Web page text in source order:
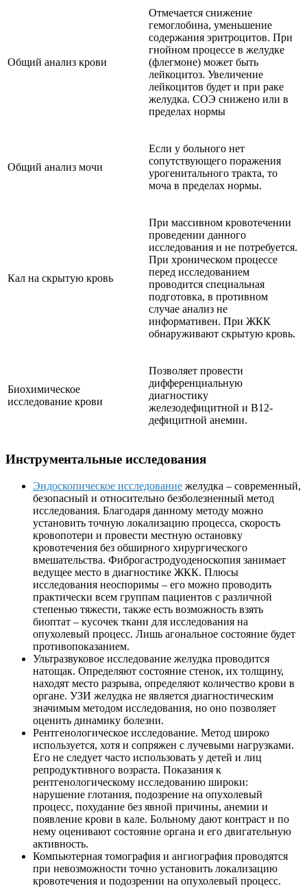
Общий анализ крови
Отмечается снижение
гемоглобина, уменьшение
содержания эритроцитов. При
гнойном процессе в желудке
(флегмоне) может быть
лейкоцитоз. Увеличение
лейкоцитов будет и при раке
желудка. СОЭ снижено или в
пределах нормы
Общий анализ мочи
Если у больного нет
сопутствующего поражения
урогенитального тракта, то
моча в пределах нормы.
Кал на скрытую кровь
При массивном кровотечении
проведении данного
исследования и не потребуется.
При хроническом процессе
перед исследованием
проводится специальная
подготовка, в противном
случае анализ не
информативен. При ЖКК
обнаруживают скрытую кровь.
Биохимическое
исследование крови
Позволяет провести
дифференциальную
диагностику
железодефицитной и В12-
дефицитной анемии.
Инструментальные исследования
Эндоскопическое исследование желудка – современный,
безопасный и относительно безболезненный метод
исследования. Благодаря данному методу можно
установить точную локализацию процесса, скорость
кровопотери и провести местную остановку
кровотечения без обширного хирургического
вмешательства. Фиброгастродуоденоскопия занимает
ведущее место в диагностике ЖКК. Плюсы
исследования неоспоримы – его можно проводить
практически всем группам пациентов с различной
степенью тяжести, также есть возможность взять
биоптат – кусочек ткани для исследования на
опухолевый процесс. Лишь агональное состояние будет
противопоказанием.
Ультразвуковое исследование желудка проводится
натощак. Определяют состояние стенок, их толщину,
находят место разрыва, определяют количество крови в
органе. УЗИ желудка не является диагностическим
значимым методом исследования, но оно позволяет
оценить динамику болезни.
Рентгенологическое исследование. Метод широко
используется, хотя и сопряжен с лучевыми нагрузками.
Его не следует часто использовать у детей и лиц
репродуктивного возраста. Показания к
рентгенологическому исследованию широки:
нарушение глотания, подозрение на опухолевый
процесс, похудание без явной причины, анемии и
появление крови в кале. Больному дают контраст и по
нему оценивают состояние органа и его двигательную
активность.
Компьютерная томография и ангиография проводятся
при невозможности точно установить локализацию
кровотечения и подозрении на опухолевый процесс.